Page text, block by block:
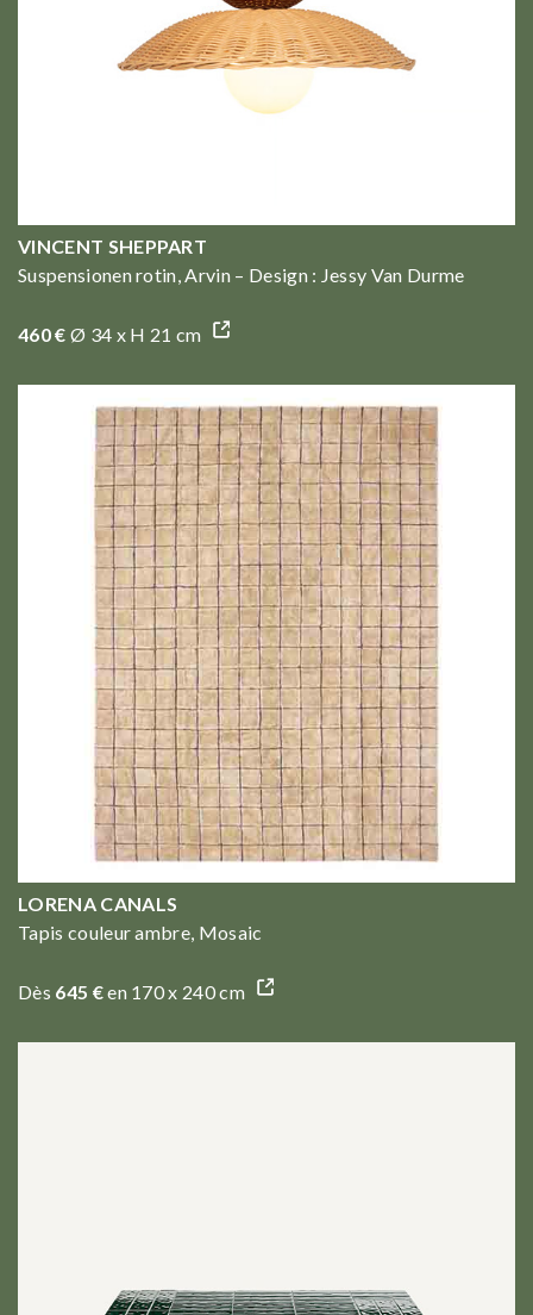
VINCENT SHEPPART
Suspensionen rotin, Arvin – Design : Jessy Van Durme
460 € Ø 34 x H 21 cm
LORENA CANALS
Tapis couleur ambre, Mosaic
Dès 645 €en 170 x 240 cm